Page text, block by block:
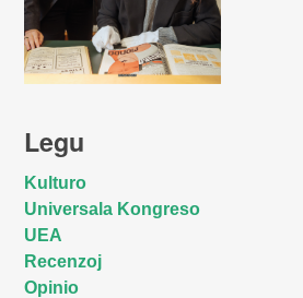
Legu
Kulturo
Universala Kongreso
UEA
Recenzoj
Opinio